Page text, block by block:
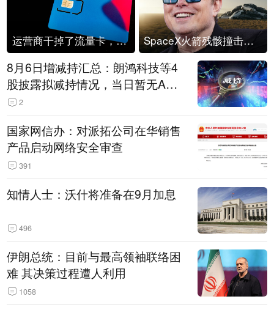
运营商干掉了流量卡，他们真的玩不起了 SpaceX火箭残骸撞击月球
8月6日增减持汇总：朗鸿科技等4
股披露拟减持情况，当日暂无A股
公司披露拟增持情况（表）
2
国家网信办：对派拓公司在华销售
产品启动网络安全审查
391
知情人士：沃什将准备在9月加息
496
伊朗总统：目前与最高领袖联络困
难 其决策过程遭人利用
1058